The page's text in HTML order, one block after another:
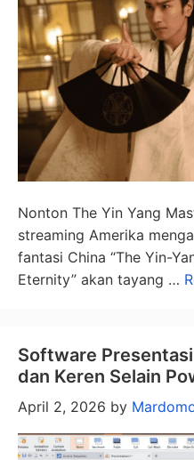
Nonton The Yin Yang
streaming Amerika
fantasi China “The Yin-
Eternity” akan tayang …
Software
dan Keren Selain
April 2, 2026 by